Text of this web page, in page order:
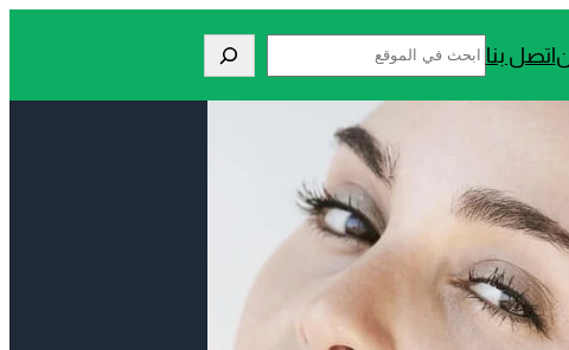
اتصل بناSearch